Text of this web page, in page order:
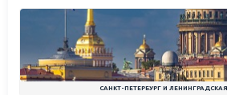
САНКТ-ПЕТЕРБУРГ И